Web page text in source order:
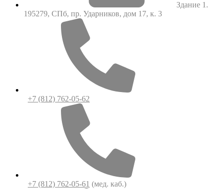
Здание 1.
195279, СПб, пр. Ударников, дом 17, к. 3
+7 (812) 762-05-62
+7 (812) 762-05-61 (мед. каб.)